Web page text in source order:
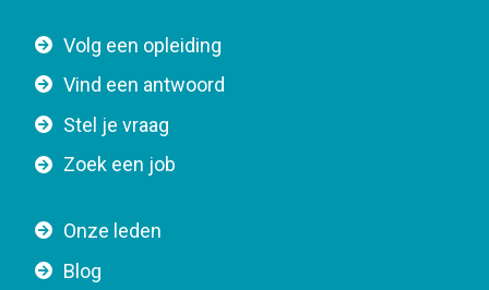
F
o
t
e
a
v
Volg een opleiding
Vind een antwoord
Stel je vraag
Zoek een job
Onze leden
Blog
o
n
a
v
g
t